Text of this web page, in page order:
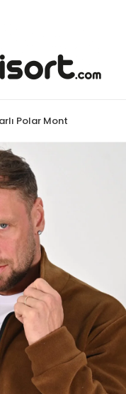
Polar Mont